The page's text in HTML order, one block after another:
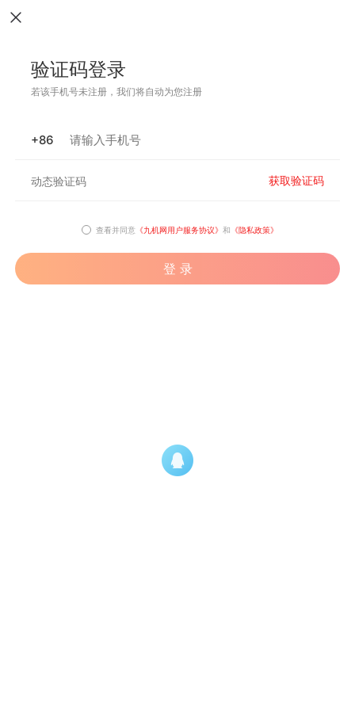
验证码登录
若该手机号未注册，我们将自动为您注册
+86
获取验证码
查看并同意 《九机网用户服务协议》 和 《隐私政策》
登 录